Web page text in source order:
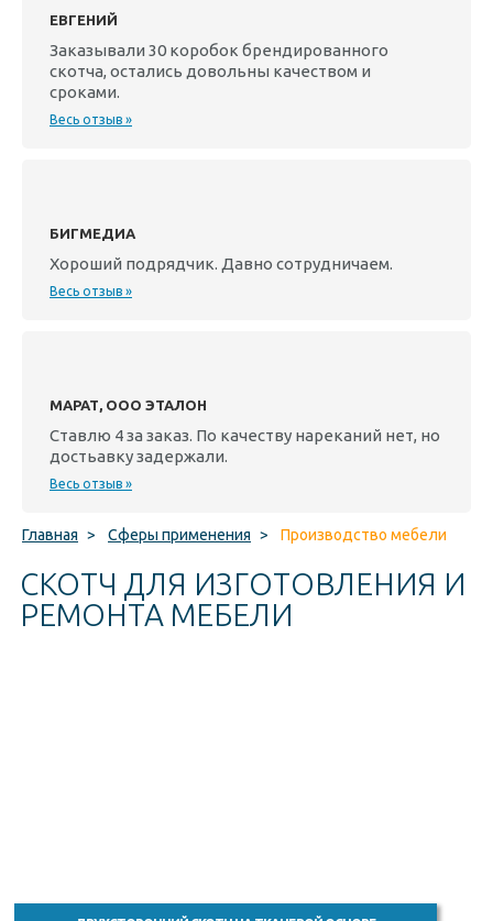
ЕВГЕНИЙ
Заказывали 30 коробок брендированного
скотча, остались довольны качеством и
сроками.
Весь отзыв »
БИГМЕДИА
Хороший подрядчик. Давно сотрудничаем.
Весь отзыв »
МАРАТ, ООО ЭТАЛОН
Ставлю 4 за заказ. По качеству нареканий нет, но
достьавку задержали.
Весь отзыв »
Главная > Сферы применения > Производство мебели
СКОТЧ ДЛЯ ИЗГОТОВЛЕНИЯ И
РЕМОНТА МЕБЕЛИ